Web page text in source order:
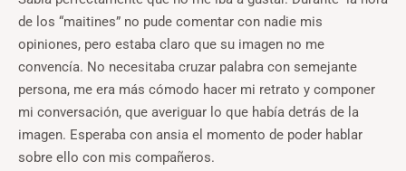
de los “maitines” no pude comentar con nadie mis
opiniones, pero estaba claro que su imagen no me
convencía. No necesitaba cruzar palabra con semejante
persona, me era más cómodo hacer mi retrato y componer
mi conversación, que averiguar lo que había detrás de la
imagen. Esperaba con ansia el momento de poder hablar
sobre ello con mis compañeros.